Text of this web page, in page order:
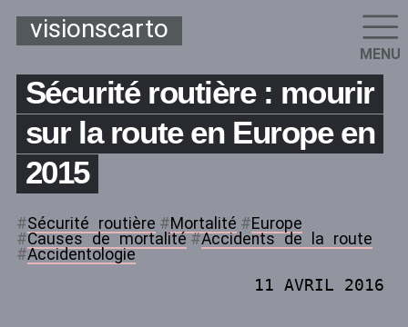
visionscarto
MENU
Sécurité routière : mourir
sur la route en Europe en
2015
#Sécurité routière #Mortalité #Europe
#Causes_de_mortalité #Accidents_de_ la route
#Accidentologie
11 AVRIL 2016